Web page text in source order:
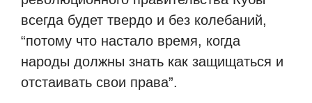
всегда будет твердо и без колебаний,
“потому что настало время, когда
народы должны знать как защищаться и
отстаивать свои права”.